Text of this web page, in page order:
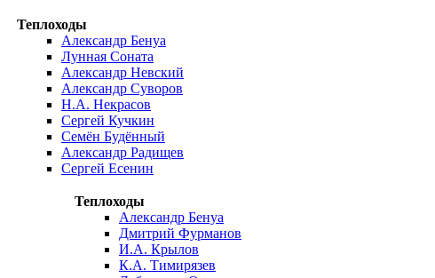
Теплоходы
Александр Бенуа
Лунная Соната
Александр Невский
Александр Суворов
Н.А. Некрасов
Сергей Кучкин
Семён Будённый
Александр Радищев
Сергей Есенин
Теплоходы
Александр Бенуа
Дмитрий Фурманов
И.А. Крылов
К.А. Тимирязев